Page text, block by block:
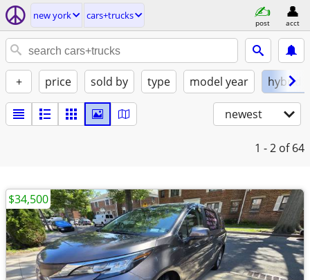
new york cars+trucks
post acct
+ price sold by type model year hybrid
newest
1 - 2 of 64
$34,500